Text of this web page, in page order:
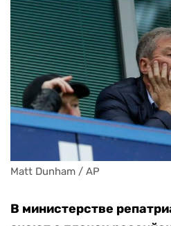
Matt Dunham / AP
В министерстве